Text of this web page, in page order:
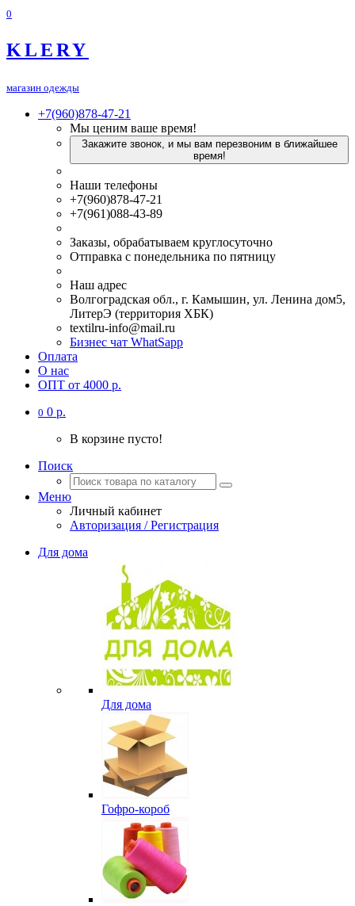
0
KLERY
магазин одежды
+7(960)878-47-21
Мы ценим ваше время!
Закажите звонок, и мы вам перезвоним в ближайшее
время!
Наши телефоны
+7(960)878-47-21
+7(961)088-43-89
Заказы, обрабатываем круглосуточно
Отправка с понедельника по пятницу
Наш адрес
Волгоградская обл., г. Камышин, ул. Ленина дом5,
ЛитерЭ (территория ХБК)
textilru-info@mail.ru
Бизнес чат WhatSapp
Оплата
О нас
ОПТ от 4000 р.
0 0 р.
В корзине пусто!
Поиск
Меню
Личный кабинет
Авторизация / Регистрация
Для дома
Для дома
Гофро-короб